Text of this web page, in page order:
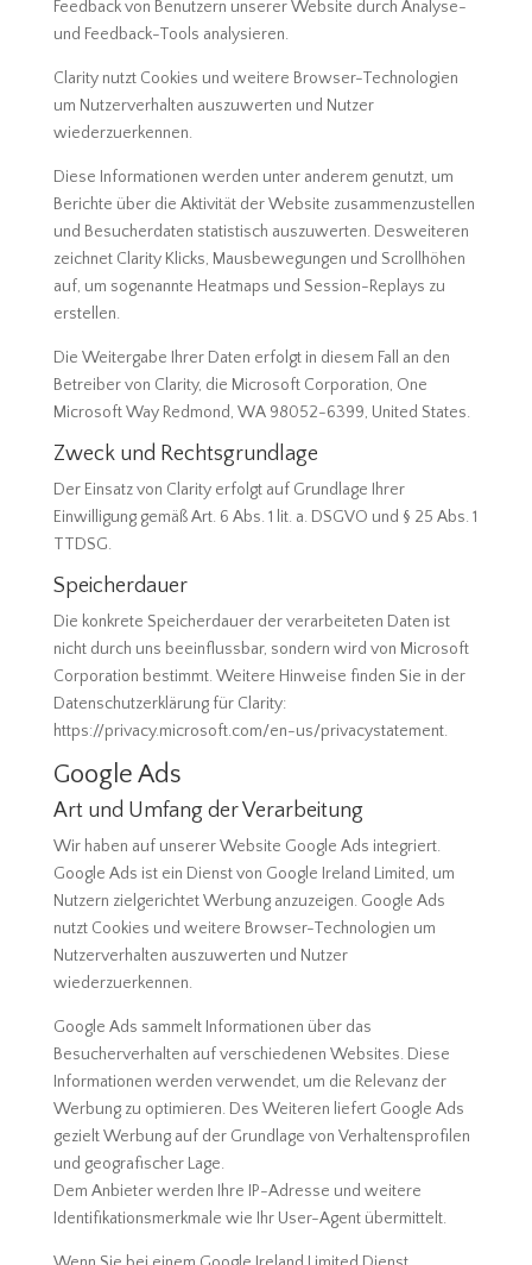
Feedback von Benutzern unserer Website durch Analyse-
und Feedback-Tools analysieren.
Clarity nutzt Cookies und weitere Browser-Technologien
um Nutzerverhalten auszuwerten und Nutzer
wiederzuerkennen.
Diese Informationen werden unter anderem genutzt, um
Berichte über die Aktivität der Website zusammenzustellen
und Besucherdaten statistisch auszuwerten. Desweiteren
zeichnet Clarity Klicks, Mausbewegungen und Scrollhöhen
auf, um sogenannte Heatmaps und Session-Replays zu
erstellen.
Die Weitergabe Ihrer Daten erfolgt in diesem Fall an den
Betreiber von Clarity, die Microsoft Corporation, One
Microsoft Way Redmond, WA 98052-6399, United States.
Zweck und Rechtsgrundlage
Der Einsatz von Clarity erfolgt auf Grundlage Ihrer
Einwilligung gemäß Art. 6 Abs. 1 lit. a. DSGVO und § 25 Abs. 1
TTDSG.
Speicherdauer
Die konkrete Speicherdauer der verarbeiteten Daten ist
nicht durch uns beeinflussbar, sondern wird von Microsoft
Corporation bestimmt. Weitere Hinweise finden Sie in der
Datenschutzerklärung für Clarity:
https://privacy.microsoft.com/en-us/privacystatement.
Google Ads
Art und Umfang der Verarbeitung
Wir haben auf unserer Website Google Ads integriert.
Google Ads ist ein Dienst von Google Ireland Limited, um
Nutzern zielgerichtet Werbung anzuzeigen. Google Ads
nutzt Cookies und weitere Browser-Technologien um
Nutzerverhalten auszuwerten und Nutzer
wiederzuerkennen.
Google Ads sammelt Informationen über das
Besucherverhalten auf verschiedenen Websites. Diese
Informationen werden verwendet, um die Relevanz der
Werbung zu optimieren. Des Weiteren liefert Google Ads
gezielt Werbung auf der Grundlage von Verhaltensprofilen
und geografischer Lage.
Dem Anbieter werden Ihre IP-Adresse und weitere
Identifikationsmerkmale wie Ihr User-Agent übermittelt.